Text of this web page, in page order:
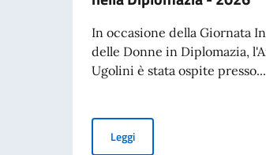
In occasione della Giornata
delle Donne in Diplomazia,
Ugolini è stata ospite presso...
LeggiGiornata Internazionale